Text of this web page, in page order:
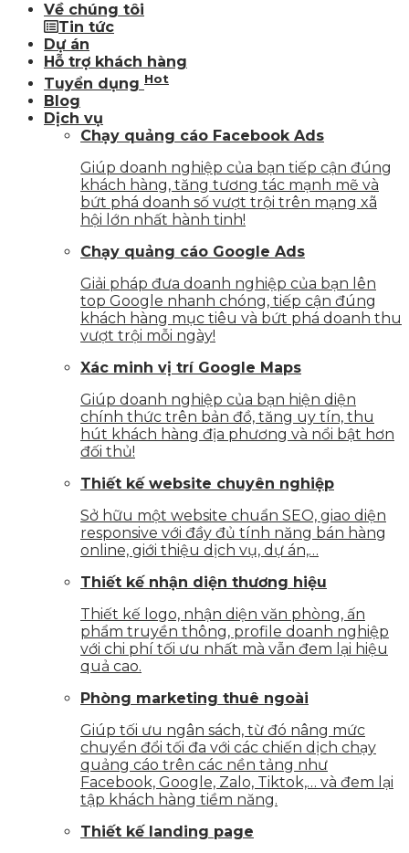
Về chúng tôi
Tin tức
Dự án
Hỗ trợ khách hàng
Tuyển dụng Hot
Blog
Dịch vụ
Chạy quảng cáo Facebook Ads
Giúp doanh nghiệp của bạn tiếp cận đúng
khách hàng, tăng tương tác mạnh mẽ và
bứt phá doanh số vượt trội trên mạng xã
hội lớn nhất hành tinh!
Chạy quảng cáo Google Ads
Giải pháp đưa doanh nghiệp của bạn lên
top Google nhanh chóng, tiếp cận đúng
khách hàng mục tiêu và bứt phá doanh thu
vượt trội mỗi ngày!
Xác minh vị trí Google Maps
Giúp doanh nghiệp của bạn hiện diện
chính thức trên bản đồ, tăng uy tín, thu
hút khách hàng địa phương và nổi bật hơn
đối thủ!
Thiết kế website chuyên nghiệp
Sở hữu một website chuẩn SEO, giao diện
responsive với đầy đủ tính năng bán hàng
online, giới thiệu dịch vụ, dự án,…
Thiết kế nhận diện thương hiệu
Thiết kế logo, nhận diện văn phòng, ấn
phẩm truyền thông, profile doanh nghiệp
với chi phí tối ưu nhất mà vẫn đem lại hiệu
quả cao.
Phòng marketing thuê ngoài
Giúp tối ưu ngân sách, từ đó nâng mức
chuyển đổi tối đa với các chiến dịch chạy
quảng cáo trên các nền tảng như
Facebook, Google, Zalo, Tiktok,… và đem lại
tập khách hàng tiềm năng.
Thiết kế landing page